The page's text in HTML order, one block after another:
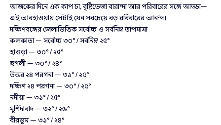
আজকের দিনে এক কাপ চা, বৃষ্টিভেজা বারান্দা আর পরিবারের সঙ্গে আড্ডা—
এই আবহাওয়ায় সেটাই যেন সবচেয়ে বড় রবিবারের আনন্দ।
দক্ষিণবঙ্গের জেলাভিত্তিক সর্বোচ্চ ও সর্বনিম্ন তাপমাত্রা
কলকাতা — সর্বোচ্চ ৩০° / সর্বনিম্ন ২৫°
হাওড়া — ৩০° / ২৫°
হুগলী — ৩০° / ২৪°
উত্তর ২৪ পরগনা — ৩১° / ২৫°
দক্ষিণ ২৪ পরগনা — ৩০° / ২৫°
নদীয়া — ৩১° / ২৫°
মুর্শিদাবাদ — ৩২° / ২৬°
বীরভূম — ৩১° / ২৪°